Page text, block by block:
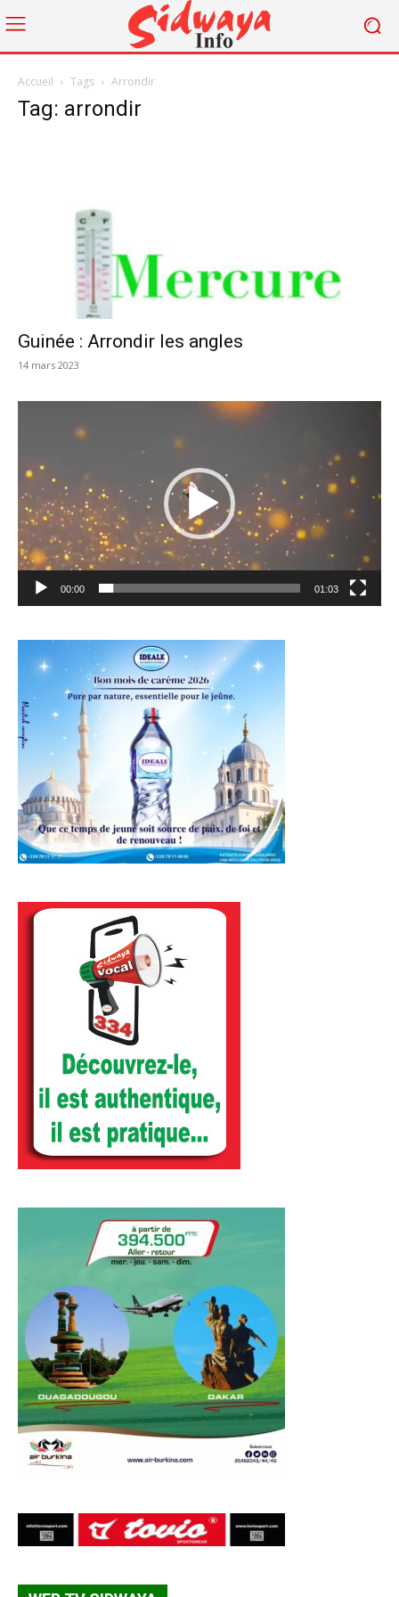
Accueil Tags Arrondir
Tag: arrondir
Guinée : Arrondir les angles
14 mars 2023
00:00 01:03